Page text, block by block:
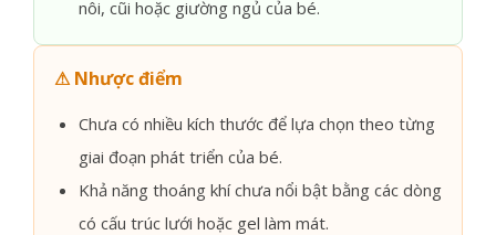
nôi, cũi hoặc giường ngủ của bé.
⚠ Nhược điểm
Chưa có nhiều kích thước để lựa chọn theo từng
giai đoạn phát triển của bé.
Khả năng thoáng khí chưa nổi bật bằng các dòng
có cấu trúc lưới hoặc gel làm mát.